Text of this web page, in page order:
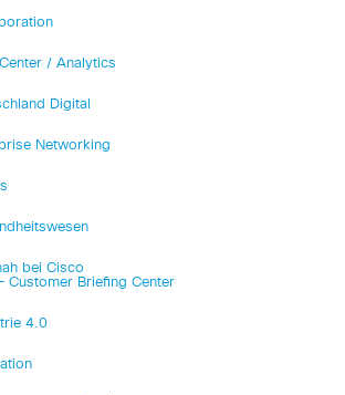
/ Analytics
Digital
Networking
bei Cisco
Customer Briefing Center
4.0